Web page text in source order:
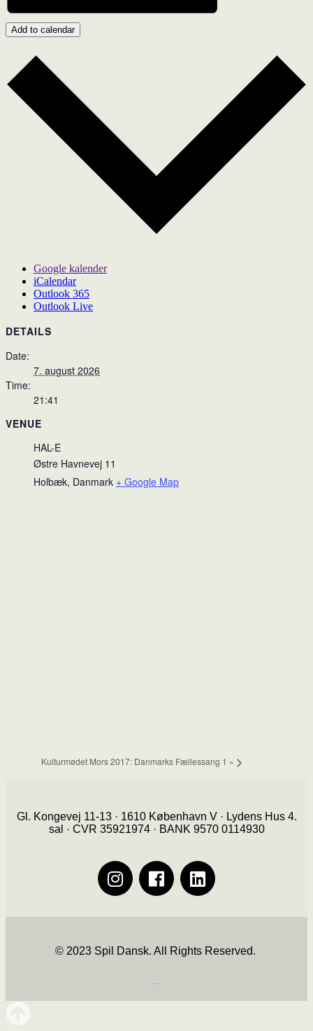
Add to calendar
Google kalender
iCalendar
Outlook 365
Outlook Live
DETAILS
Date:
7. august 2026
Time:
21:41
VENUE
HAL-E
Østre Havnevej 11
Holbæk, Danmark + Google Map
Kulturmødet Mors 2017: Danmarks Fællessang 1 »
Gl. Kongevej 11-13 · 1610 København V · Lydens Hus 4.
sal · CVR 35921974 · BANK 9570 0114930
© 2023 Spil Dansk. All Rights Reserved.